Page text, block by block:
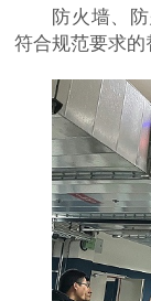
防火墙、
符合规范要求的